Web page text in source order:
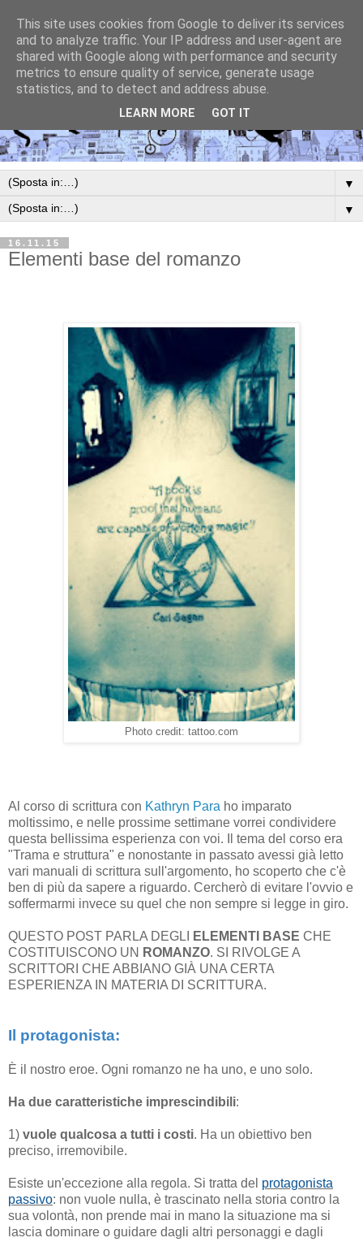
▼
▼
16.11.15
Elementi base del romanzo
Photo credit: tattoo.com
Al corso di scrittura con Kathryn Para ho imparato
moltissimo, e nelle prossime settimane vorrei condividere
questa bellissima esperienza con voi. Il tema del corso era
"Trama e struttura" e nonostante in passato avessi già letto
vari manuali di scrittura sull'argomento, ho scoperto che c'è
ben di più da sapere a riguardo. Cercherò di evitare l'ovvio e
soffermarmi invece su quel che non sempre si legge in giro.
QUESTO POST PARLA DEGLI ELEMENTI BASE CHE
COSTITUISCONO UN ROMANZO. SI RIVOLGE A
SCRITTORI CHE ABBIANO GIÀ UNA CERTA
ESPERIENZA IN MATERIA DI SCRITTURA.
Il protagonista:
È il nostro eroe. Ogni romanzo ne ha uno, e uno solo.
Ha due caratteristiche imprescindibili:
1) vuole qualcosa a tutti i costi. Ha un obiettivo ben
preciso, irremovibile.
Esiste un'eccezione alla regola. Si tratta del protagonista
passivo: non vuole nulla, è trascinato nella storia contro la
sua volontà, non prende mai in mano la situazione ma si
lascia dominare o guidare dagli altri personaggi e dagli
This site uses cookies from Google to deliver its services
and to analyze traffic. Your IP address and user-agent are
shared with Google along with performance and security
metrics to ensure quality of service, generate usage
statistics, and to detect and address abuse.
LEARN MORE GOT IT